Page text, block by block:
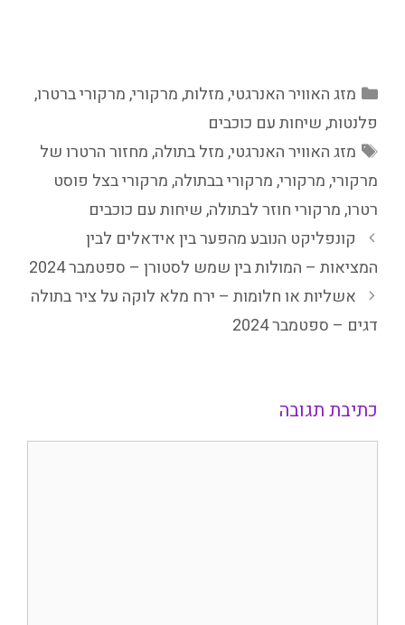
קטגוריות
מזג האוויר האנרגטי,מזלות,מרקורי,מרקורי ברטרו,
פלנטות,שיחות עם כוכבים
תגיות
מזג האוויר האנרגטי,מזל בתולה,מחזור הרטרו של
מרקורי,מרקורי,מרקורי בבתולה,מרקורי בצל פוסט
רטרו,מרקורי חוזר לבתולה,שיחות עם כוכבים
קונפליקט הנובע מהפער בין אידאלים לבין
המציאות – המולות בין שמש לסטורן – ספטמבר 2024
אשליות או חלומות – ירח מלא לוקה על ציר בתולה
דגים – ספטמבר 2024
כתיבת תגובה